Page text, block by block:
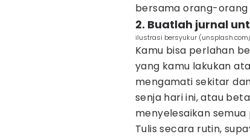
bersama orang-
2. Buatlah jurnal
ilustrasi bersyukur
Kamu bisa perlahan
yang kamu lakukan
mengamati sekitar
senja hari ini, atau
menyelesaikan
Tulis secara rutin,